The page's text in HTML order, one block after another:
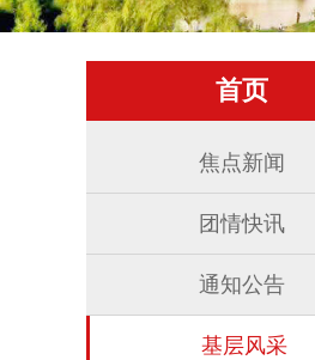
首页
焦点新闻
团情快讯
通知公告
基层风采